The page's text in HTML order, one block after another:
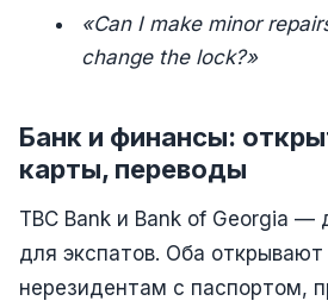
«Can I make minor
change the lock?»
Банк и финансы:
карты, переводы
TBC Bank и Bank of Georgia —
для экспатов. Оба открывают
нерезидентам с паспортом,